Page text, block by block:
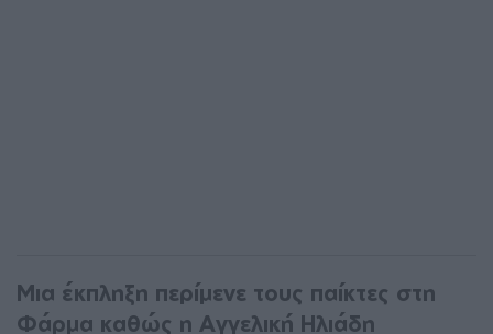
Μια έκπληξη περίμενε τους παίκτες στη
Φάρμα καθώς η Αγγελική Ηλιάδη